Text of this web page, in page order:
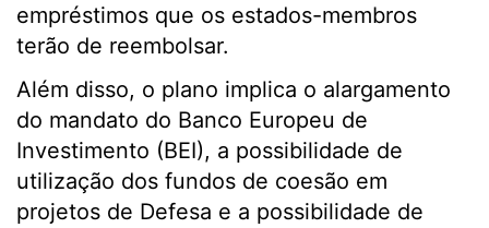
empréstimos que os estados-membros
terão de reembolsar.
Além disso, o plano implica o alargamento
do mandato do Banco Europeu de
Investimento (BEI), a possibilidade de
utilização dos fundos de coesão em
projetos de Defesa e a possibilidade de